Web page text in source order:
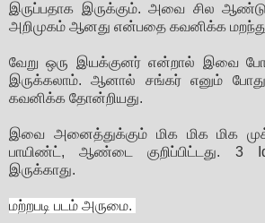
இருப்பதாக இருக்கும். அவை சில
அறிமுகம் ஆனது என்பதை கவனிக்க
வேறு ஒரு இயக்குனர் என்றால் இவை
இருக்கலாம். ஆனால் சங்கர் எனும்
கவனிக்க தோன்றியது.
இவை அனைத்துக்கும் மிக மிக மிக
பாயிண்ட், ஆண்டை குறிப்பிட்டது. 3
இருக்காது.
மற்றபடி படம் அருமை.